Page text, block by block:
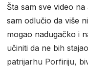
Šta sam sve video
sam odlučio da više
mogao nadugačko i
učiniti da ne bih
patrijarhu Porfiriju,